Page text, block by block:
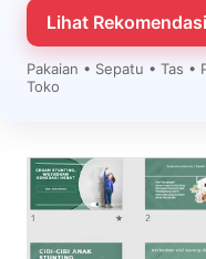
Lihat
Pakaian • Sepatu • Tas •
Toko